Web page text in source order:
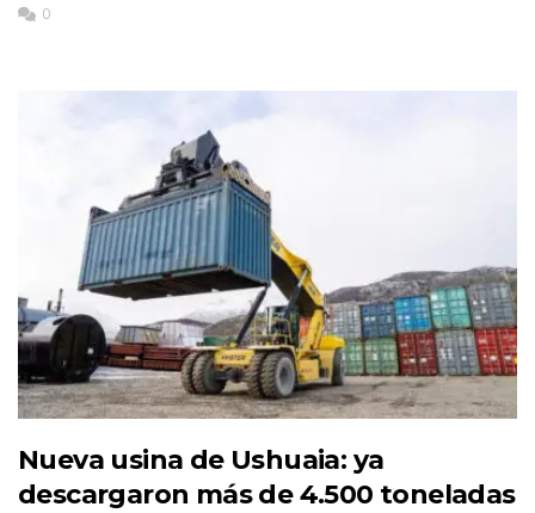
0
Nueva usina de Ushuaia: ya
descargaron más de 4.500 toneladas